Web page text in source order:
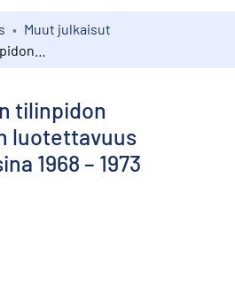
Muut julkaisut
tilinpidon
luotettavuus
1968 – 1973